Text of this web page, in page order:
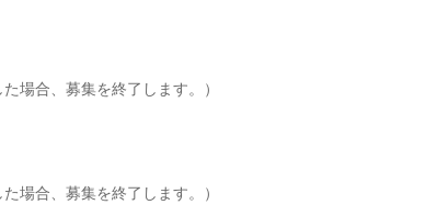
場合、募集を終了します。）
場合、募集を終了します。）